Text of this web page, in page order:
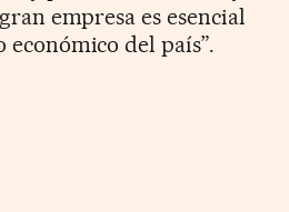
empresa es esencial
del país”.